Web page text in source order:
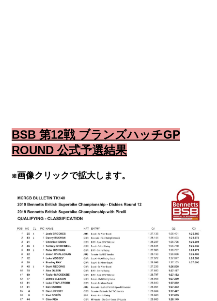
BSB 第12戦 ブランズハッチGP
ROUND 公式予選結果
※画像クリックで拡大します。